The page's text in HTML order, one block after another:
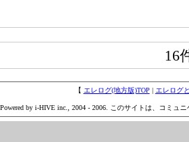
16
【 エレログ(地方版)TOP エレログ
Powered by i-HIVE inc., 2004 - 2006. このサイトは、コミュ